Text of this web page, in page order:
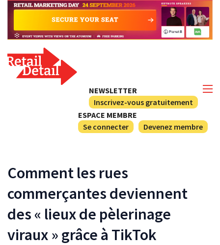
NEWSLETTER
Inscrivez-vous gratuitement
ESPACE MEMBRE
Se connecter
Devenez membre
Comment les rues
commerçantes deviennent
des « lieux de pèlerinage
viraux » grâce à TikTok